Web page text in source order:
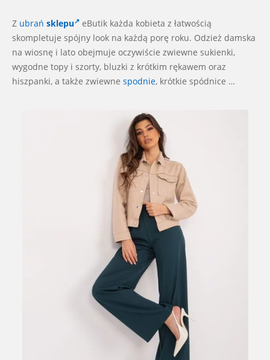
Z ubrań sklepu
eButik każda kobieta z łatwością
skompletuje spójny look na każdą porę roku. Odzież damska
na wiosnę i lato obejmuje oczywiście zwiewne sukienki,
wygodne topy i szorty, bluzki z krótkim rękawem oraz
hiszpanki, a także zwiewne spodnie, krótkie spódnice …